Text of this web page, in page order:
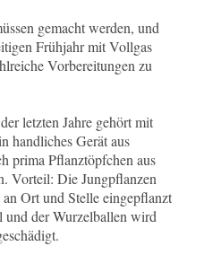
gemacht werden, und
Frühjahr mit Vollgas
Vorbereitungen zu
letzten Jahre gehört mit
handliches Gerät aus
prima Pflanztöpfchen aus
Vorteil: Die Jungpflanzen
Ort und Stelle eingepflanzt
der Wurzelballen wird